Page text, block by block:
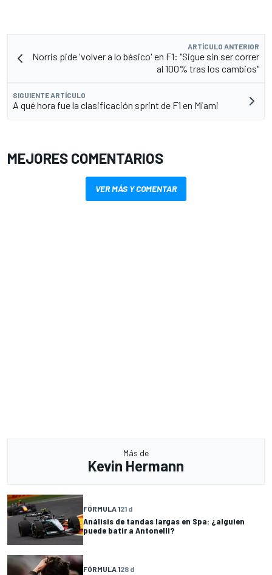
ARTÍCULO ANTERIOR
Norris pide 'volver a lo básico' en F1: "Sigue sin ser correr
al 100% tras los cambios"
SIGUIENTE ARTÍCULO
A qué hora fue la clasificación sprint de F1 en Miami
MEJORES COMENTARIOS
VER MÁS Y COMENTAR
Más de
Kevin Hermann
FÓRMULA 121 d
Análisis de tandas largas en Spa: ¿alguien
puede batir a Antonelli?
FÓRMULA 128 d